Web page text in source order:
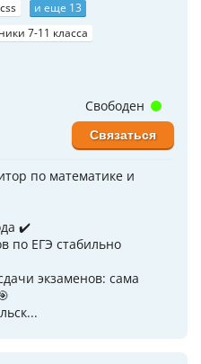
css
и еще 13
7-11 класса
по математике и
✔️
по ЕГЭ стабильно
экзаменов: сама
Свободен
Связаться